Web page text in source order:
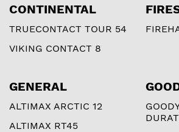
CONTINENTAL
TRUECONTACT TOUR 54
VIKING CONTACT 8
GENERAL
ALTIMAX ARCTIC 12
ALTIMAX RT45